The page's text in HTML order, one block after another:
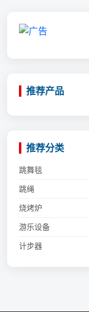
推荐产品
推荐分类
跳舞毯
跳绳
烧烤炉
游乐设备
计步器